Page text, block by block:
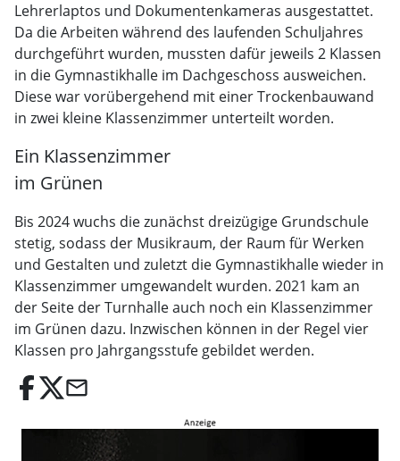
Lehrerlaptos und Dokumentenkameras ausgestattet.
Da die Arbeiten während des laufenden Schuljahres
durchgeführt wurden, mussten dafür jeweils 2 Klassen
in die Gymnastikhalle im Dachgeschoss ausweichen.
Diese war vorübergehend mit einer Trockenbauwand
in zwei kleine Klassenzimmer unterteilt worden.
Ein Klassenzimmer
im Grünen
Bis 2024 wuchs die zunächst dreizügige Grundschule
stetig, sodass der Musikraum, der Raum für Werken
und Gestalten und zuletzt die Gymnastikhalle wieder in
Klassenzimmer umgewandelt wurden. 2021 kam an
der Seite der Turnhalle auch noch ein Klassenzimmer
im Grünen dazu. Inzwischen können in der Regel vier
Klassen pro Jahrgangsstufe gebildet werden.
email